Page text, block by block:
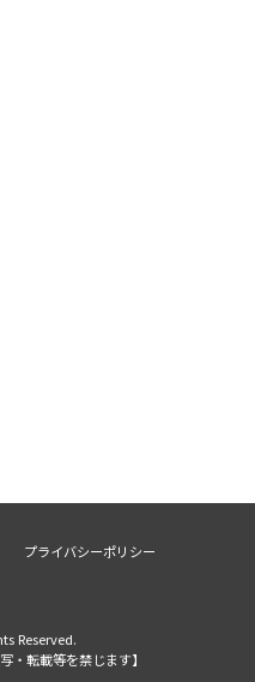
プライバシーポリシー
Reserved.
・転載等を禁じます】